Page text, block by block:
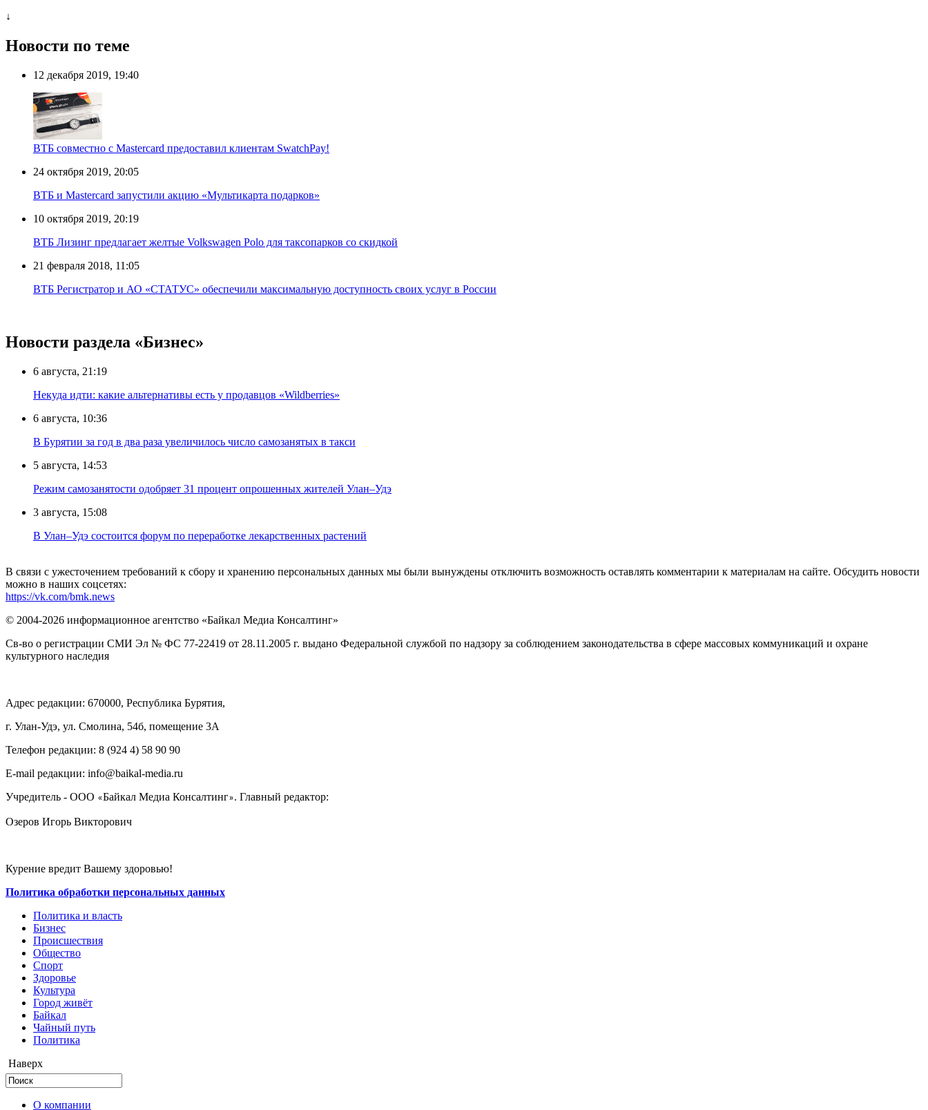
↓
Новости по теме
12 декабря 2019, 19:40
ВТБ совместно с Mastercard предоставил клиентам SwatchPay!
24 октября 2019, 20:05
ВТБ и Mastercard запустили акцию «Мультикарта подарков»
10 октября 2019, 20:19
ВТБ Лизинг предлагает желтые Volkswagen Polo для таксопарков со скидкой
21 февраля 2018, 11:05
ВТБ Регистратор и АО «СТАТУС» обеспечили максимальную доступность своих услуг в России
Новости раздела «Бизнес»
6 августа, 21:19
Некуда идти: какие альтернативы есть у продавцов «Wildberries»
6 августа, 10:36
В Бурятии за год в два раза увеличилось число самозанятых в такси
5 августа, 14:53
Режим самозанятости одобряет 31 процент опрошенных жителей Улан–Удэ
3 августа, 15:08
В Улан–Удэ состоится форум по переработке лекарственных растений
В связи с ужесточением требований к сбору и хранению персональных данных мы были вынуждены отключить возможность оставлять комментарии к материалам на сайте. Обсудить новости
можно в наших соцсетях:
https://vk.com/bmk.news
© 2004-2026 информационное агентство «Байкал Медиа Консалтинг»
Св-во о регистрации СМИ Эл № ФС 77-22419 от 28.11.2005 г. выдано Федеральной службой по надзору за соблюдением законодательства в сфере массовых коммуникаций и охране
культурного наследия
Адрес редакции: 670000, Республика Бурятия,
г. Улан-Удэ, ул. Смолина, 54б, помещение 3А
Телефон редакции: ‎‎8 (924 4) 58 90 90
E-mail редакции: info@baikal-media.ru
Учредитель - ООО «Байкал Медиа Консалтинг». Главный редактор:
Озеров Игорь Викторович
Курение вредит Вашему здоровью!
Политика обработки персональных данных
Политика и власть
Бизнес
Происшествия
Общество
Cпорт
Здоровье
Культура
Город живёт
Байкал
Чайный путь
Политика
Наверх
О компании